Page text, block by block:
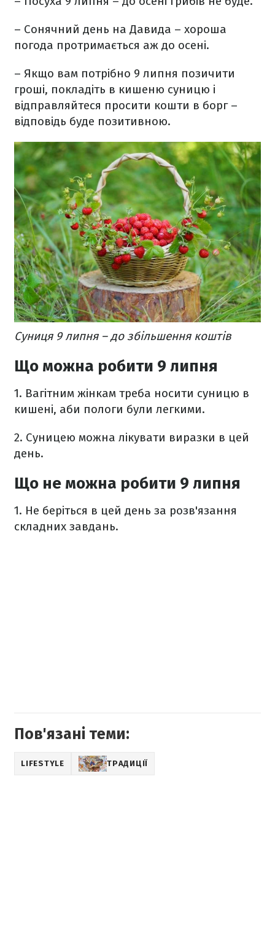
– Сонячний день на Давида – хороша
погода протримається аж до осені.
– Якщо вам потрібно 9 липня позичити
гроші, покладіть в кишеню суницю і
відправляйтеся просити кошти в борг –
відповідь буде позитивною.
Суниця 9 липня – до збільшення коштів
Що можна робити 9 липня
1. Вагітним жінкам треба носити суницю в
кишені, аби пологи були легкими.
2. Суницею можна лікувати виразки в цей
день.
Що не можна робити 9 липня
1. Не беріться в цей день за розв'язання
складних завдань.
Пов'язані теми:
LIFESTYLE ТРАДИЦІЇ